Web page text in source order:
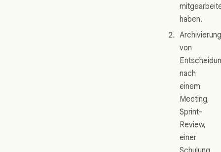
haben.
Archivierung
von
nach
einem
Meeting,
Sprint-
Review,
einer